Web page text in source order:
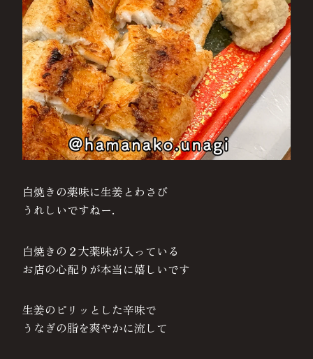
白焼きの薬味に生姜とわさび
うれしいですねー.
白焼きの２大薬味が入っている
お店の心配りが本当に嬉しいです
生姜のピリッとした辛味で
うなぎの脂を爽やかに流して